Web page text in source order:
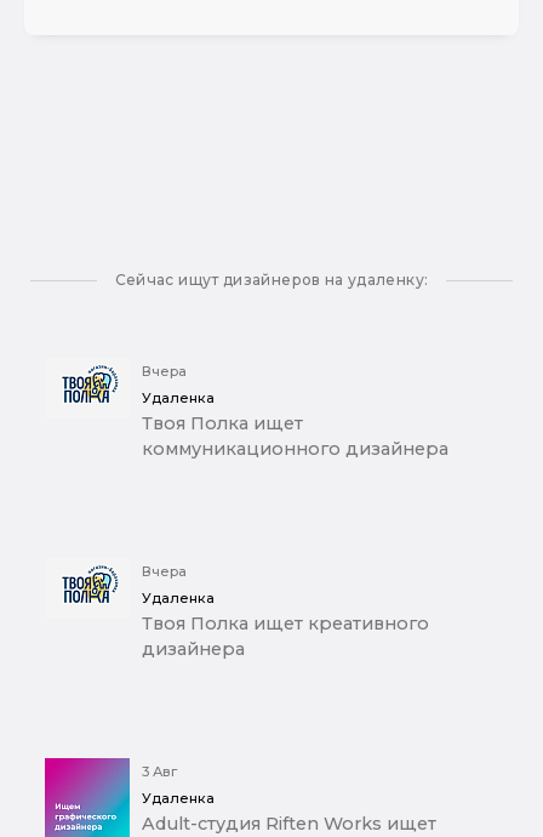
Сейчас ищут дизайнеров на удаленку:
Вчера
Удаленка
Твоя Полка ищет
коммуникационного дизайнера
Вчера
Удаленка
Твоя Полка ищет креативного
дизайнера
3 Авг
Удаленка
Adult-студия Riften Works ищет